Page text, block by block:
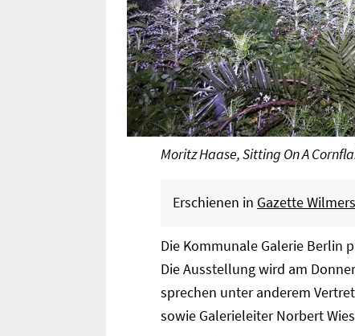
Moritz Haase, Sitting On A
Erschienen in Gazette
Die Kommunale Galerie Berlin
Die Ausstellung wird am
sprechen unter anderem
sowie Galerieleiter Norbert